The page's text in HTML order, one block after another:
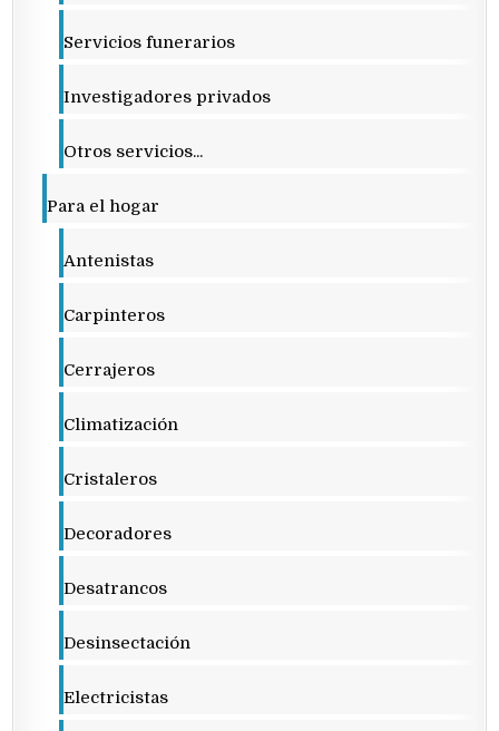
Servicios funerarios
Investigadores privados
Otros servicios...
Para el hogar
Antenistas
Carpinteros
Cerrajeros
Climatización
Cristaleros
Decoradores
Desatrancos
Desinsectación
Electricistas